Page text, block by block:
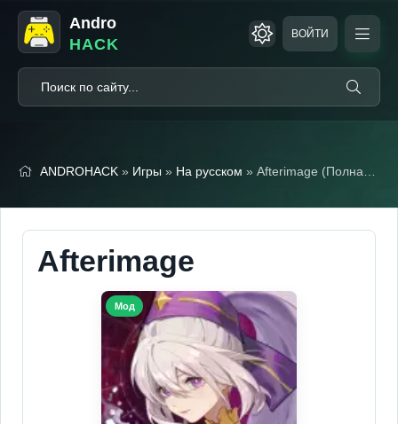
Andro
HACK
ВОЙТИ
ANDROHACK » Игры » На русском » Afterimage (Полная версия)
Afterimage
Мод